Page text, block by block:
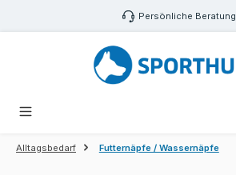
Zum Hauptinhalt springen Persönliche Beratung
Alltagsbedarf Futternäpfe / Wassernäpfe